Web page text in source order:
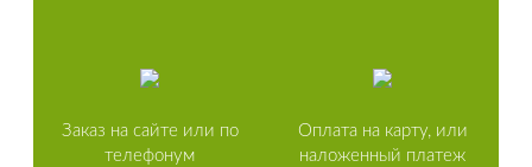
Заказ на сайте или по
телефонум
Оплата на карту, или
наложенный платеж